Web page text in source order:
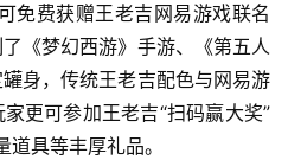
免费获赠王老吉网易游戏联名
《梦幻西游》手游、《第五人
身，传统王老吉配色与网易游
更可参加王老吉“扫码赢大奖”
具等丰厚礼品。